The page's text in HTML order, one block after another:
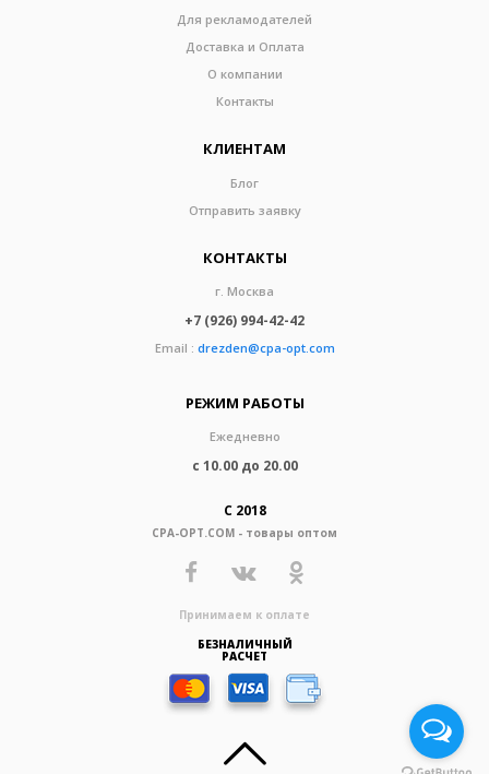
Для рекламодателей
Доставка и Оплата
О компании
Контакты
КЛИЕНТАМ
Блог
Отправить заявку
КОНТАКТЫ
г. Москва
+7 (926) 994-42-42
Email : drezden@cpa-opt.com
РЕЖИМ РАБОТЫ
Ежедневно
с 10.00 до 20.00
С 2018
CPA-OPT.COM - товары оптом
Принимаем к оплате
БЕЗНАЛИЧНЫЙ
РАСЧЕТ